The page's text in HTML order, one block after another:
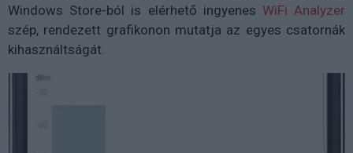
Windows Store-ból is elérhető ingyenes WiFi Analyzer
szép, rendezett grafikonon mutatja az egyes csatornák
kihasználtságát.